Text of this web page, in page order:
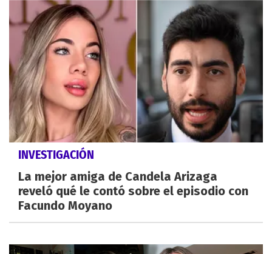
INVESTIGACIÓN
La mejor amiga de Candela Arizaga
reveló qué le contó sobre el episodio con
Facundo Moyano